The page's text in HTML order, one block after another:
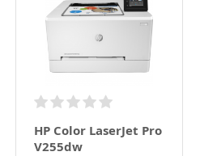
НР Color LaserJet Pro
V255dw